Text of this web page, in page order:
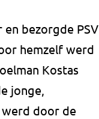
bezorgde PSV
hemzelf werd
Kostas
jonge,
door de